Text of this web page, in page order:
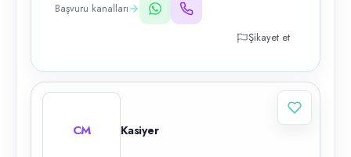
Başvuru kanalları
Şikayet et
CM Kasiyer